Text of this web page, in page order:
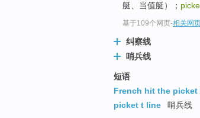
艇、当值艇）；
基于109个网页-相关网
纠察线
哨兵线
短语
French hit the picket
picket t line
哨兵线